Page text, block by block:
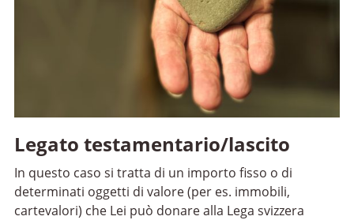
Legato testamentario/lascito
In questo caso si tratta di un importo fisso o di
determinati oggetti di valore (per es. immobili,
cartevalori) che Lei può donare alla Lega svizzera